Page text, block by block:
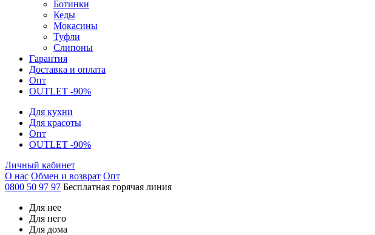
Ботинки
Кеды
Мокасины
Туфли
Слипоны
Гарантия
Доставка и оплата
Опт
OUTLET -90%
Для кухни
Для красоты
Опт
OUTLET -90%
Личный кабинет
О нас Обмен и возврат Опт
0800 50 97 97 Бесплатная горячая линия
Для нее
Для него
Для дома